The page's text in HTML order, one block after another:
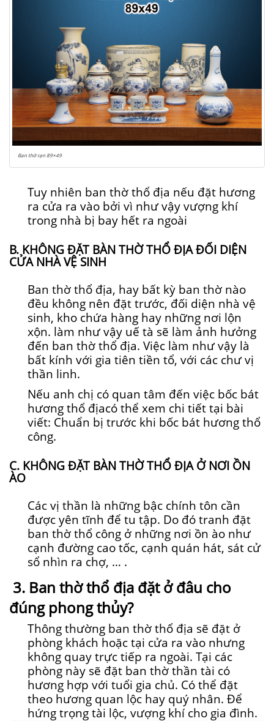
Ban thờ rạn 89×49
Tuy nhiên ban thờ thổ địa nếu đặt hương
ra cửa ra vào bởi vì như vậy vượng khí
trong nhà bị bay hết ra ngoài
B. KHÔNG ĐẶT BÀN THỜ THỔ ĐỊA ĐỐI DIỆN
CỬA NHÀ VỆ SINH
Ban thờ thổ địa, hay bất kỳ ban thờ nào
đều không nên đặt trước, đối diện nhà vệ
sinh, kho chứa hàng hay những nơi lộn
xộn. làm như vậy uế tà sẽ làm ảnh hưởng
đến ban thờ thổ địa. Việc làm như vậy là
bất kính với gia tiên tiền tổ, với các chư vị
thần linh.
Nếu anh chị có quan tâm đến việc bốc bát
hương thổ địacó thể xem chi tiết tại bài
viết: Chuẩn bị trước khi bốc bát hương thổ
công.
C. KHÔNG ĐẶT BÀN THỜ THỔ ĐỊA Ở NƠI ỒN
ÀO
Các vị thần là những bậc chính tôn cần
được yên tĩnh để tu tập. Do đó tranh đặt
ban thờ thổ công ở những nơi ồn ào như
cạnh đường cao tốc, cạnh quán hát, sát cử
sổ nhìn ra chợ, … .
3. Ban thờ thổ địa đặt ở đâu cho
đúng phong thủy?
Thông thường ban thờ thổ địa sẽ đặt ở
phòng khách hoặc tại cửa ra vào nhưng
không quay trực tiếp ra ngoài. Tại các
phòng này sẽ đặt ban thờ thần tài có
hương hợp với tuổi gia chủ. Có thể đặt
theo hương quan lộc hay quý nhân. Để
hứng trọng tài lộc, vượng khí cho gia đình.